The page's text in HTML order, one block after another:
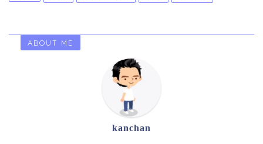
ABOUT ME
kanchan